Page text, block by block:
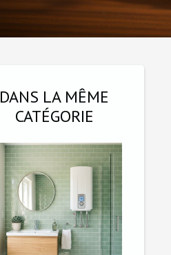
DANS LA MÊME
CATÉGORIE